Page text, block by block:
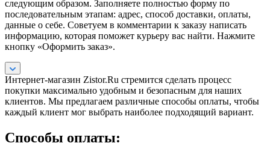
следующим образом. Заполняете полностью форму по
последовательным этапам: адрес, способ доставки, оплаты,
данные о себе. Советуем в комментарии к заказу написать
информацию, которая поможет курьеру вас найти. Нажмите
кнопку «Оформить заказ».
Интернет-магазин Zistor.Ru стремится сделать процесс
покупки максимально удобным и безопасным для наших
клиентов. Мы предлагаем различные способы оплаты, чтобы
каждый клиент мог выбрать наиболее подходящий вариант.
Способы оплаты: